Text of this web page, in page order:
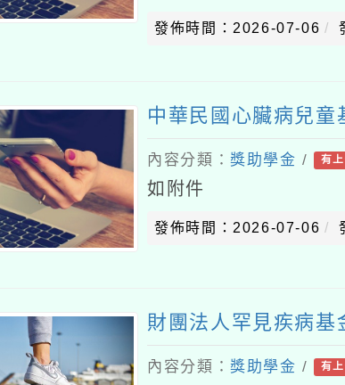
發佈時間：2026-07-06
中華民國心臟病兒童
內容分類：獎助學金 / 有
如附件
發佈時間：2026-07-06
財團法人罕見疾病基
內容分類：獎助學金 / 有